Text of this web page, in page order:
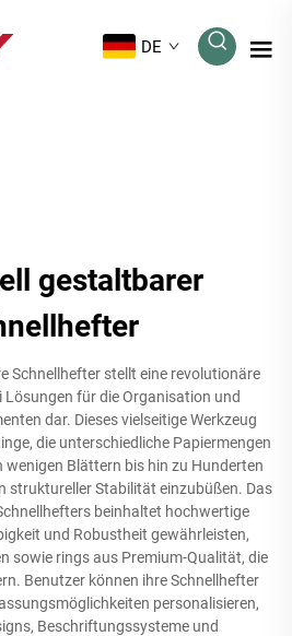
DE
gestaltbarer
Schnellhefter stellt eine revolutionäre
für die Organisation und
dar. Dieses vielseitige Werkzeug
die unterschiedliche Papiermengen
Blättern bis hin zu Hunderten
struktureller Stabilität einzubüßen. Das
beinhaltet hochwertige
und Robustheit gewährleisten,
sowie rings aus Premium-Qualität, die
Benutzer können ihre Schnellhefter
personalisieren,
Beschriftungssysteme und